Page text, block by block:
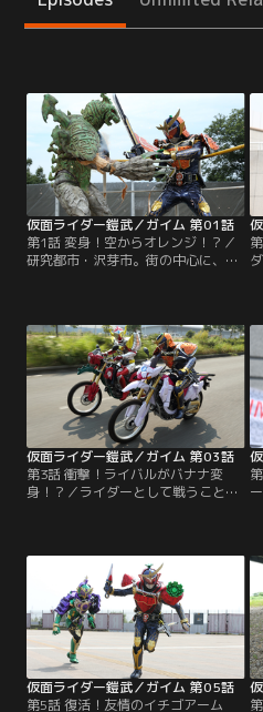
仮面ライダー鎧武／ガイム 第01話
第1話 変身！空からオレンジ！？／
研究都市・沢芽市。街の中心に、大
テージでパフォーマンスを競い合っ
ていた。葛葉紘汰は、姉と二人暮ら
し。ダンスチーム鎧武に所属してい
たが、遊びは卒業し、大人にならな
きゃいけない、と決め、チームを抜
ける。
仮面ライダー鎧武／ガイム 第03話
第3話 衝撃！ライバルがバナナ変
身！？／ライダーとして戦うことに
スゲームを挑んでくるチームにも、
ライダーに変身して華麗に勝利をお
さめる。すっかり人気のアーマード
ライダー鎧武。一方で、錠前ディー
ラーのシドは、ライバルチームの戒
斗に近づき……。
仮面ライダー鎧武／ガイム 第05話
第5話 復活！友情のイチゴアーム